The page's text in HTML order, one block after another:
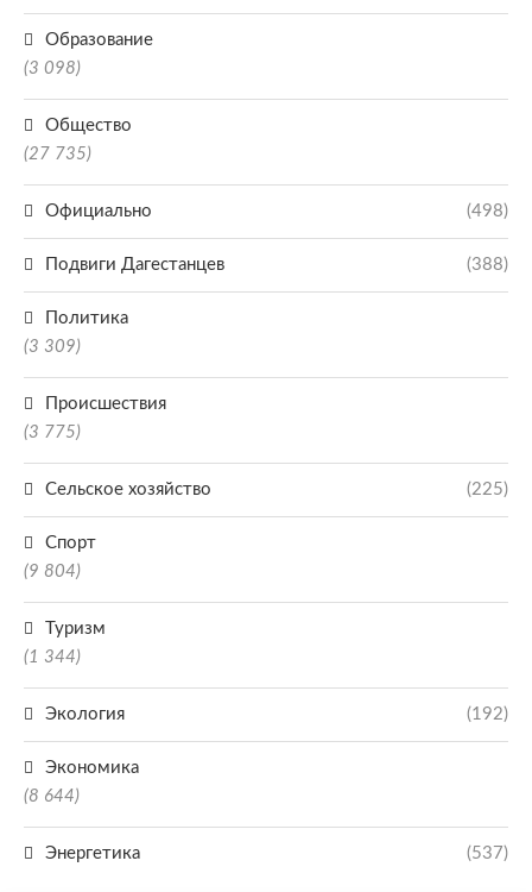
Образование
(3 098)
Общество
(27 735)
Официально (498)
Подвиги Дагестанцев (388)
Политика
(3 309)
Происшествия
(3 775)
Сельское хозяйство (225)
Спорт
(9 804)
Туризм
(1 344)
Экология (192)
Экономика
(8 644)
Энергетика (537)